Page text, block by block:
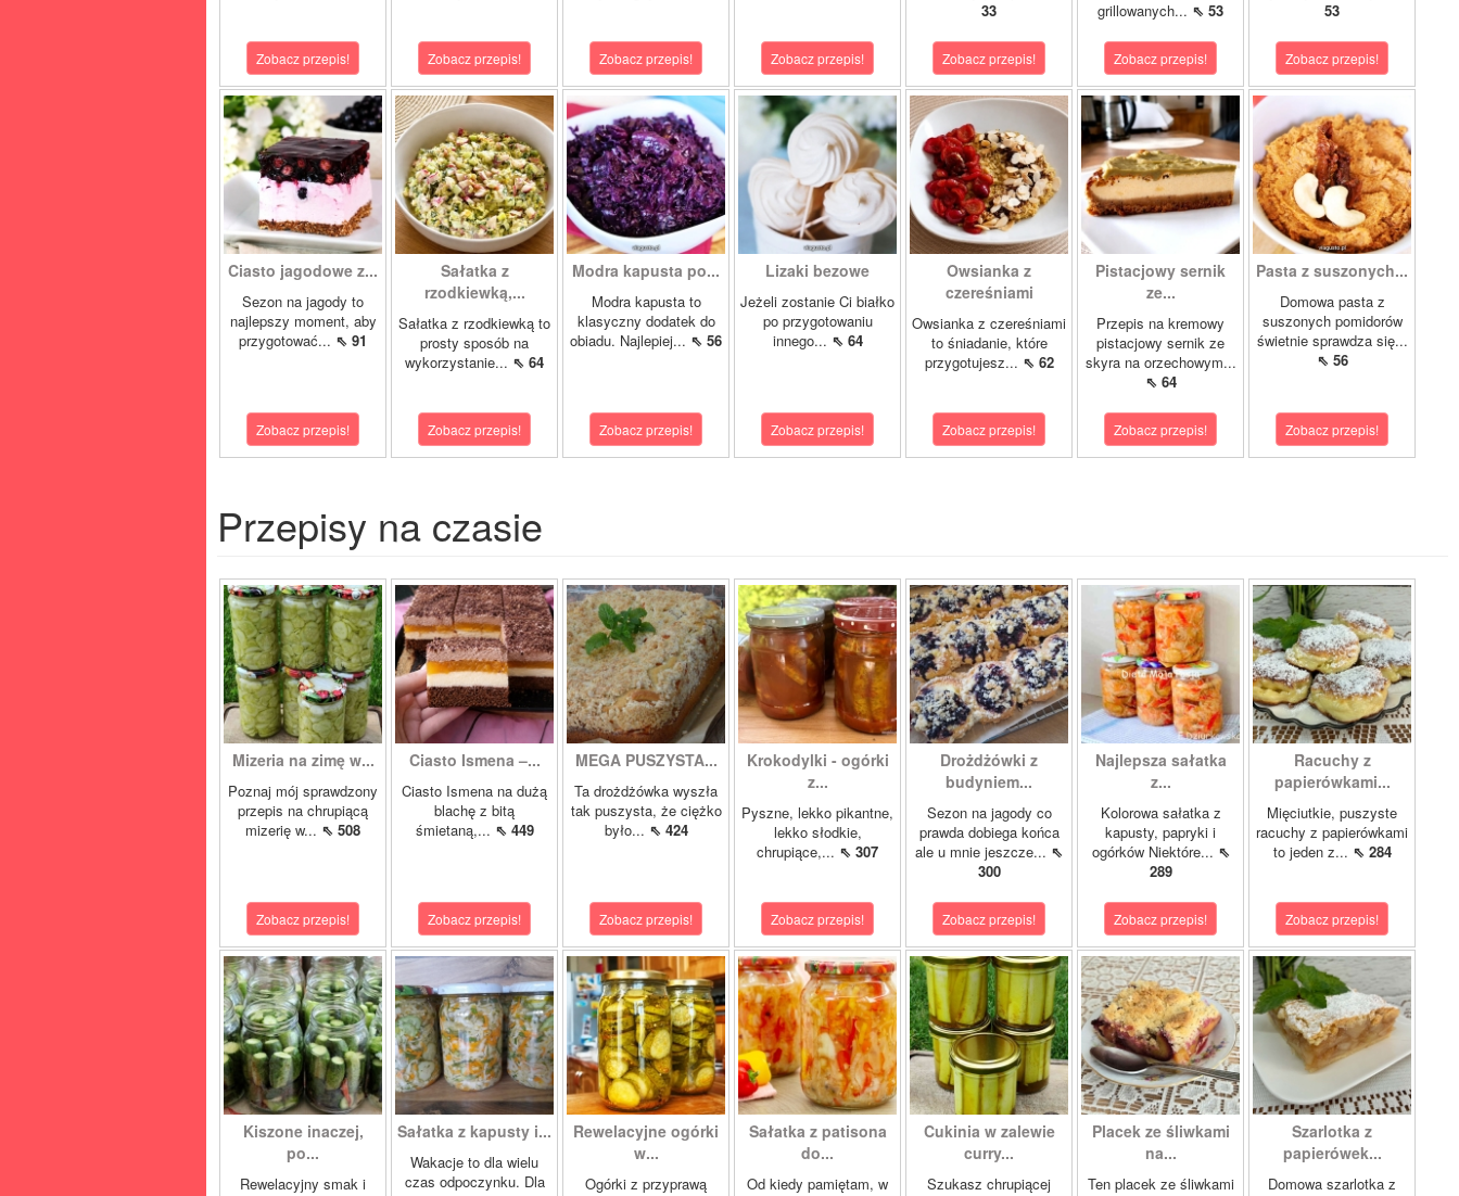
Zobacz przepis! Zobacz przepis! Zobacz przepis! Zobacz przepis!
33
Zobacz przepis!
grillowanych... ⇖ 53
Zobacz przepis!
53
Zobacz przepis!
Ciasto jagodowe z...
Sezon na jagody to
najlepszy moment, aby
przygotować... ⇖ 91
Zobacz przepis!
Sałatka z
rzodkiewką,...
Sałatka z rzodkiewką to
prosty sposób na
wykorzystanie... ⇖ 64
Zobacz przepis!
Modra kapusta po...
Modra kapusta to
klasyczny dodatek do
obiadu. Najlepiej... ⇖ 56
Zobacz przepis!
Lizaki bezowe
Jeżeli zostanie Ci białko
po przygotowaniu
innego... ⇖ 64
Zobacz przepis!
Owsianka z
czereśniami
Owsianka z czereśniami
to śniadanie, które
przygotujesz... ⇖ 62
Zobacz przepis!
Pistacjowy sernik
ze...
Przepis na kremowy
pistacjowy sernik ze
skyra na orzechowym...
⇖ 64
Zobacz przepis!
Pasta z suszonych...
Domowa pasta z
suszonych pomidorów
świetnie sprawdza się...
⇖ 56
Zobacz przepis!
Przepisy na czasie
Mizeria na zimę w...
Poznaj mój sprawdzony
przepis na chrupiącą
mizerię w... ⇖ 508
Zobacz przepis!
Ciasto Ismena –...
Ciasto Ismena na dużą
blachę z bitą
śmietaną,... ⇖ 449
Zobacz przepis!
MEGA PUSZYSTA...
Ta drożdżówka wyszła
tak puszysta, że ciężko
było... ⇖ 424
Zobacz przepis!
Krokodylki - ogórki
z...
Pyszne, lekko pikantne,
lekko słodkie,
chrupiące,... ⇖ 307
Zobacz przepis!
Drożdżówki z
budyniem...
Sezon na jagody co
prawda dobiega końca
ale u mnie jeszcze... ⇖
300
Zobacz przepis!
Najlepsza sałatka
z...
Kolorowa sałatka z
kapusty, papryki i
ogórków Niektóre... ⇖
289
Zobacz przepis!
Racuchy z
papierówkami...
Mięciutkie, puszyste
racuchy z papierówkami
to jeden z... ⇖ 284
Zobacz przepis!
Kiszone inaczej,
po...
Rewelacyjny smak i
Sałatka z kapusty i...
Wakacje to dla wielu
czas odpoczynku. Dla
Rewelacyjne ogórki
w...
Ogórki z przyprawą
Sałatka z patisona
do...
Od kiedy pamiętam, w
Cukinia w zalewie
curry...
Szukasz chrupiącej
Placek ze śliwkami
na...
Ten placek ze śliwkami
Szarlotka z
papierówek...
Domowa szarlotka z